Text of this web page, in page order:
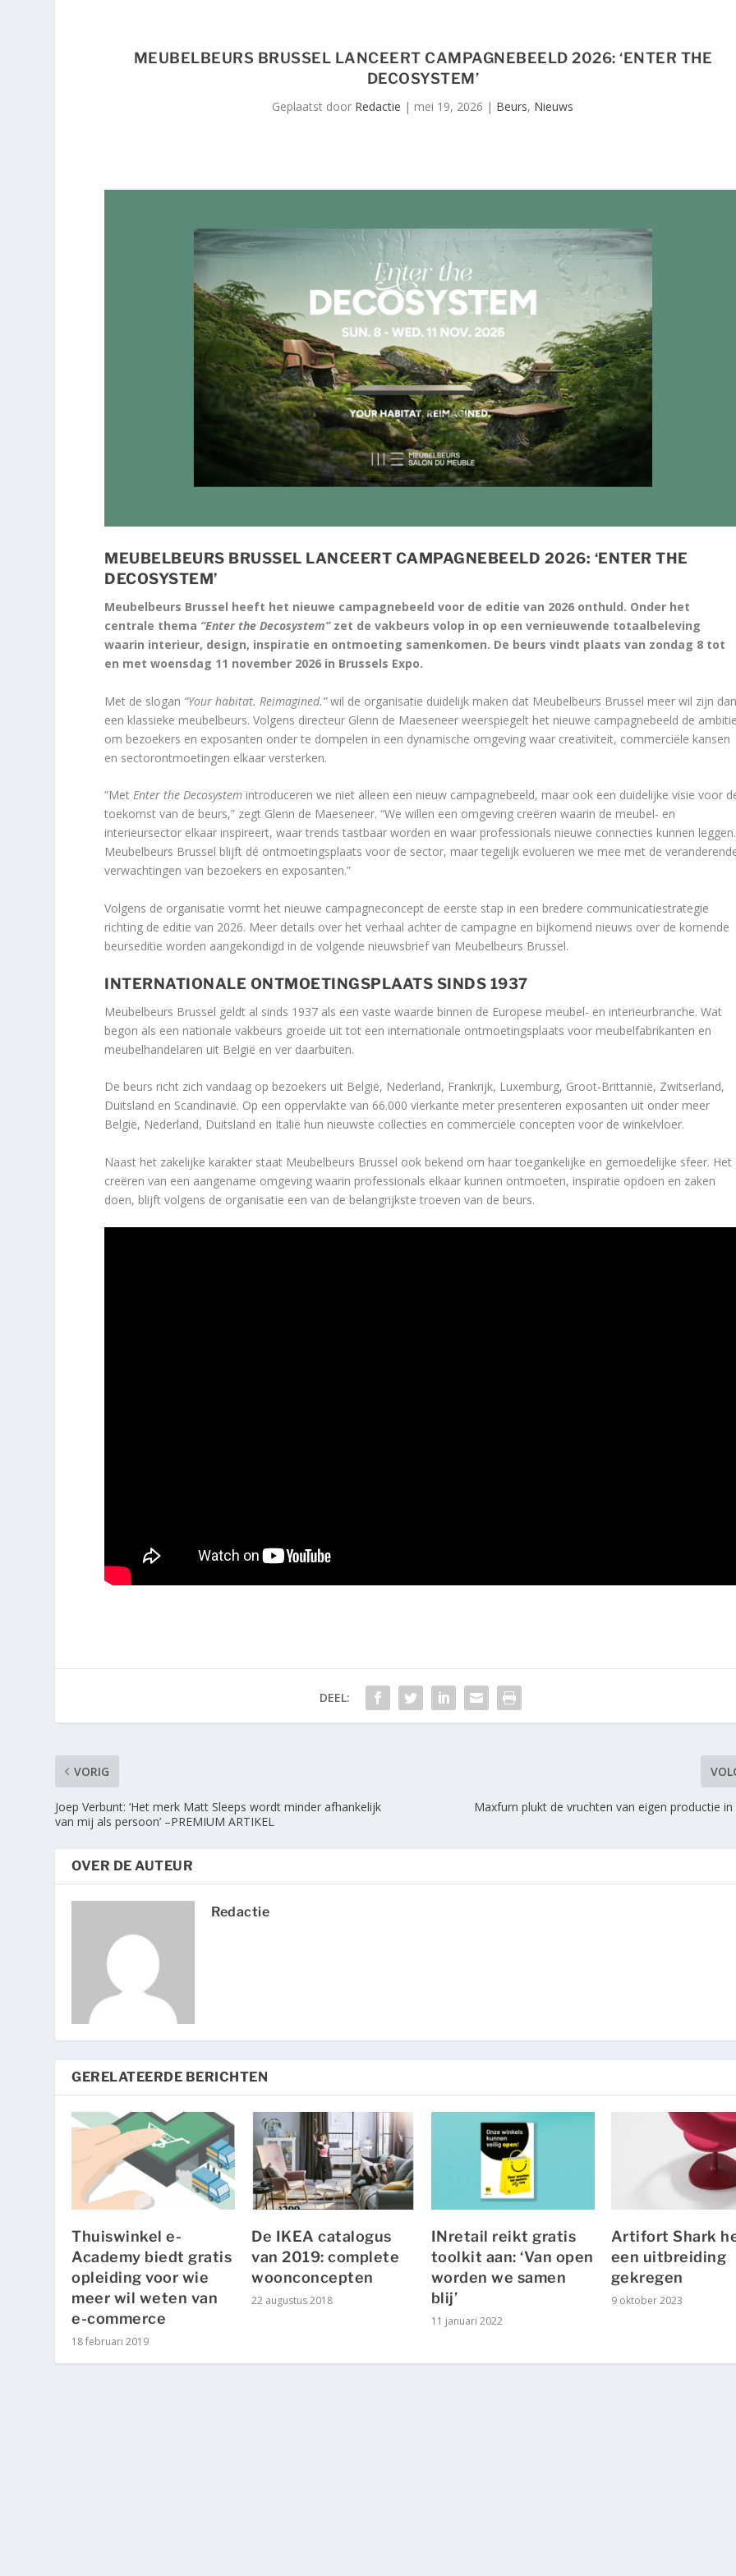
MEUBELBEURS BRUSSEL LANCEERT CAMPAGNEBEELD 2026: ‘ENTER THE
DECOSYSTEM’
Geplaatst door Redactie | mei 19, 2026 | Beurs, Nieuws
MEUBELBEURS BRUSSEL LANCEERT CAMPAGNEBEELD 2026: ‘ENTER THE
DECOSYSTEM’
Meubelbeurs Brussel heeft het nieuwe campagnebeeld voor de editie van 2026 onthuld. Onder het
centrale thema “Enter the Decosystem”zet de vakbeurs volop in op een vernieuwende totaalbeleving
waarin interieur, design, inspiratie en ontmoeting samenkomen. De beurs vindt plaats van zondag 8 tot
en met woensdag 11 november 2026 in Brussels Expo.
Met de slogan “Your habitat. Reimagined.”wil de organisatie duidelijk maken dat Meubelbeurs Brussel meer wil zijn
een klassieke meubelbeurs. Volgens directeur Glenn de Maeseneer weerspiegelt het nieuwe campagnebeeld de
om bezoekers en exposanten onder te dompelen in een dynamische omgeving waar creativiteit, commerciële kansen
en sectorontmoetingen elkaar versterken.
“MetEnter the Decosystem introduceren we niet alleen een nieuw campagnebeeld, maar ook een duidelijke visie voor
toekomst van de beurs,” zegt Glenn de Maeseneer. “We willen een omgeving creëren waarin de meubel- en
interieursector elkaar inspireert, waar trends tastbaar worden en waar professionals nieuwe connecties kunnen leggen.
Meubelbeurs Brussel blijft dé ontmoetingsplaats voor de sector, maar tegelijk evolueren we mee met de
verwachtingen van bezoekers en exposanten.”
Volgens de organisatie vormt het nieuwe campagneconcept de eerste stap in een bredere communicatiestrategie
richting de editie van 2026. Meer details over het verhaal achter de campagne en bijkomend nieuws over de komende
beurseditie worden aangekondigd in de volgende nieuwsbrief van Meubelbeurs Brussel.
INTERNATIONALE ONTMOETINGSPLAATS SINDS 1937
Meubelbeurs Brussel geldt al sinds 1937 als een vaste waarde binnen de Europese meubel- en interieurbranche. Wat
begon als een nationale vakbeurs groeide uit tot een internationale ontmoetingsplaats voor meubelfabrikanten en
meubelhandelaren uit België en ver daarbuiten.
De beurs richt zich vandaag op bezoekers uit België, Nederland, Frankrijk, Luxemburg, Groot-Brittannië, Zwitserland,
Duitsland en Scandinavië. Op een oppervlakte van 66.000 vierkante meter presenteren exposanten uit onder meer
België, Nederland, Duitsland en Italië hun nieuwste collecties en commerciële concepten voor de winkelvloer.
Naast het zakelijke karakter staat Meubelbeurs Brussel ook bekend om haar toegankelijke en gemoedelijke sfeer. Het
creëren van een aangename omgeving waarin professionals elkaar kunnen ontmoeten, inspiratie opdoen en zaken
doen, blijft volgens de organisatie een van de belangrijkste troeven van de beurs.
DEEL:
VORIG
Joep Verbunt: ‘Het merk Matt Sleeps wordt minder afhankelijk
van mij als persoon’ –PREMIUM ARTIKEL
Maxfurn plukt de vruchten van eigen productie
OVER DE AUTEUR
Redactie
GERELATEERDE BERICHTEN
Thuiswinkel e-
Academy biedt gratis
opleiding voor wie
meer wil weten van
e-commerce
18 februari 2019
De IKEA catalogus
van 2019: complete
woonconcepten
22 augustus 2018
INretail reikt gratis
toolkit aan: ‘Van open
worden we samen
blij’
11 januari 2022
Artifort Shark
een uitbreiding
gekregen
9 oktober 2023